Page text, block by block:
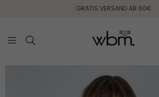
GRATIS VERSAND AB 60€
BETWEEN
MONDAYS